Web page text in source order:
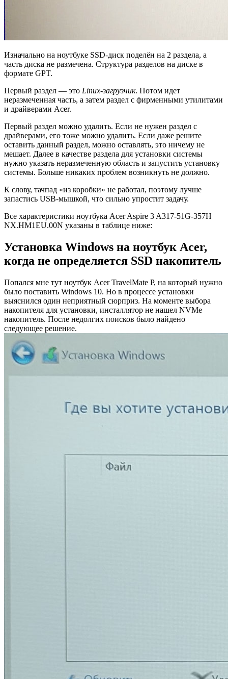
Изначально на ноутбуке SSD-диск поделён на 2 раздела, а
часть диска не размечена. Структура разделов на диске в
формате GPT.
Первый раздел — это Linux-загрузчик. Потом идет
неразмеченная часть, а затем раздел с фирменными утилитами
и драйверами Acer.
Первый раздел можно удалить. Если не нужен раздел с
драйверами, его тоже можно удалить. Если даже решите
оставить данный раздел, можно оставлять, это ничему не
мешает. Далее в качестве раздела для установки системы
нужно указать неразмеченную область и запустить установку
системы. Больше никаких проблем возникнуть не должно.
К слову, тачпад «из коробки» не работал, поэтому лучше
запастись USB-мышкой, что сильно упростит задачу.
Все характеристики ноутбука Acer Aspire 3 A317-51G-357H
NX.HM1EU.00N указаны в таблице ниже:
Установка Windows на ноутбук Acer,
когда не определяется SSD накопитель
Попался мне тут ноутбук Acer TravelMate P, на который нужно
было поставить Windows 10. Но в процессе установки
выяснился один неприятный сюрприз. На моменте выбора
накопителя для установки, инсталлятор не нашел NVMe
накопитель. После недолгих поисков было найдено
следующее решение.